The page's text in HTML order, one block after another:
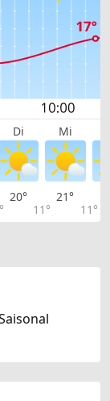
Di Mi
20°
11°
21°
11°